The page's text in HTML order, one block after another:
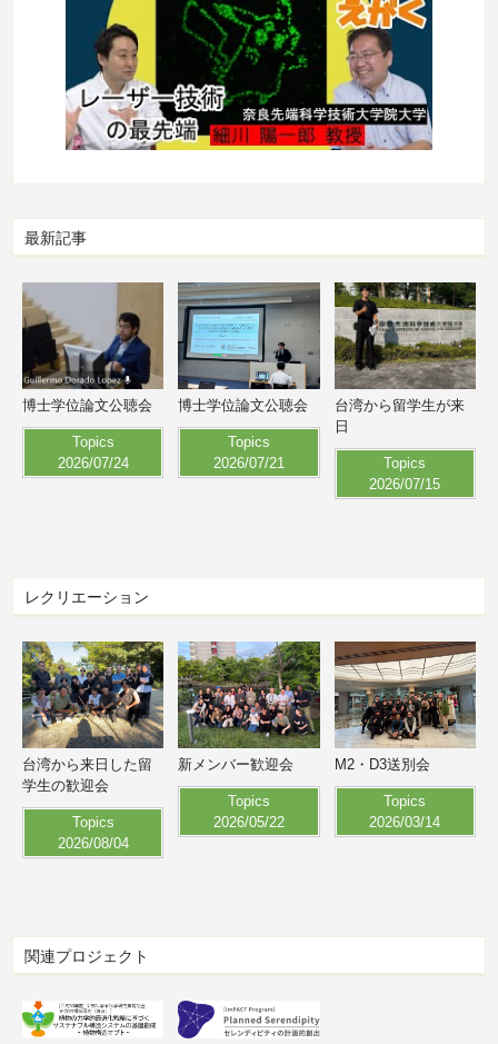
最新記事
博士学位論文公聴会
Topics
2026/07/24
博士学位論文公聴会
Topics
2026/07/21
台湾から留学生が来
日
Topics
2026/07/15
レクリエーション
台湾から来日した留
学生の歓迎会
Topics
2026/08/04
新メンバー歓迎会
Topics
2026/05/22
M2・D3送別会
Topics
2026/03/14
関連プロジェクト